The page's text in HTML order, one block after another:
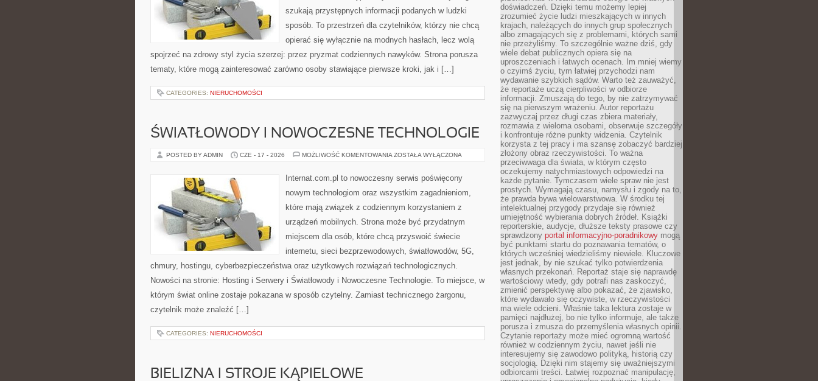
szukają przystępnych informacji podanych w ludzki
sposób. To przestrzeń dla czytelników, którzy nie chcą
opierać się wyłącznie na modnych hasłach, lecz wolą
spojrzeć na zdrowy styl życia szerzej: przez pryzmat codziennych nawyków. Strona porusza
tematy, które mogą zainteresować zarówno osoby stawiające pierwsze kroki, jak i […]
CATEGORIES: NIERUCHOMOŚCI
ŚWIATŁOWODY I NOWOCZESNE TECHNOLOGIE
POSTED BY ADMIN CZE - 17 - 2026 MOŻLIWOŚĆ KOMENTOWANIA ŚWIATŁOWODY
TECHNOLOGIE
ZOSTAŁA WYŁĄCZONA
Internat.com.pl to nowoczesny serwis poświęcony
nowym technologiom oraz wszystkim zagadnieniom,
które mają związek z codziennym korzystaniem z
urządzeń mobilnych. Strona może być przydatnym
miejscem dla osób, które chcą przyswoić świecie
internetu, sieci bezprzewodowych, światłowodów, 5G,
chmury, hostingu, cyberbezpieczeństwa oraz użytkowych rozwiązań technologicznych.
Nowości na stronie: Hosting i Serwery i Światłowody i Nowoczesne Technologie. To miejsce, w
którym świat online zostaje pokazana w sposób czytelny. Zamiast technicznego żargonu,
czytelnik może znaleźć […]
CATEGORIES: NIERUCHOMOŚCI
BIELIZNA I STROJE KĄPIELOWE
doświadczeń. Dzięki temu możemy lepiej
zrozumieć życie ludzi mieszkających w innych
krajach, należących do innych grup społecznych
albo zmagających się z problemami, których sami
nie przeżyliśmy. To szczególnie ważne dziś, gdy
wiele debat publicznych opiera się na
uproszczeniach i łatwych ocenach. Im mniej wiemy
o czyimś życiu, tym łatwiej przychodzi nam
wydawanie szybkich sądów. Warto też zauważyć,
że reportaże uczą cierpliwości w odbiorze
informacji. Zmuszają do tego, by nie zatrzymywać
się na pierwszym wrażeniu. Autor reportażu
zazwyczaj przez długi czas zbiera materiały,
rozmawia z wieloma osobami, obserwuje szczegóły
i konfrontuje różne punkty widzenia. Czytelnik
korzysta z tej pracy i ma szansę zobaczyć bardziej
złożony obraz rzeczywistości. To ważna
przeciwwaga dla świata, w którym często
oczekujemy natychmiastowych odpowiedzi na
każde pytanie. Tymczasem wiele spraw nie jest
prostych. Wymagają czasu, namysłu i zgody na to,
że prawda bywa wielowarstwowa. W środku tej
intelektualnej przygody przydaje się również
umiejętność wybierania dobrych źródeł. Książki
reporterskie, audycje, dłuższe teksty prasowe czy
sprawdzony portal informacyjno-poradnikowy mogą
być punktami startu do poznawania tematów, o
których wcześniej wiedzieliśmy niewiele. Kluczowe
jest jednak, by nie szukać tylko potwierdzenia
własnych przekonań. Reportaż staje się naprawdę
wartościowy wtedy, gdy potrafi nas zaskoczyć,
zmienić perspektywę albo pokazać, że zjawisko,
które wydawało się oczywiste, w rzeczywistości
ma wiele odcieni. Właśnie taka lektura zostaje w
pamięci najdłużej, bo nie tylko informuje, ale także
porusza i zmusza do przemyślenia własnych opinii.
Czytanie reportaży może mieć ogromną wartość
również w codziennym życiu, nawet jeśli nie
interesujemy się zawodowo polityką, historią czy
socjologią. Dzięki nim stajemy się uważniejszymi
odbiorcami treści. Łatwiej rozpoznać manipulację,